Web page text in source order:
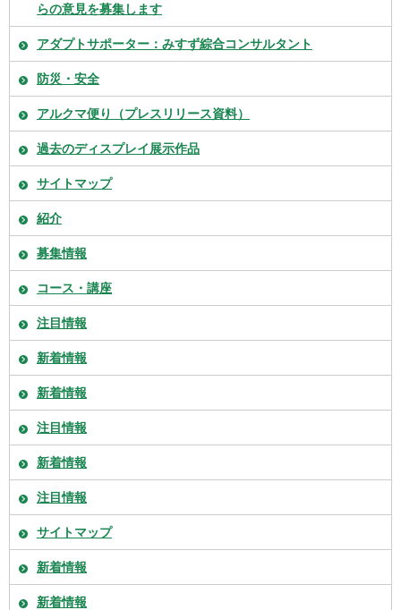
らの意見を募集します
アダプトサポーター：みすず綜合コンサルタント
防災・安全
アルクマ便り（プレスリリース資料）
過去のディスプレイ展示作品
サイトマップ
紹介
募集情報
コース・講座
注目情報
新着情報
新着情報
注目情報
新着情報
注目情報
サイトマップ
新着情報
新着情報